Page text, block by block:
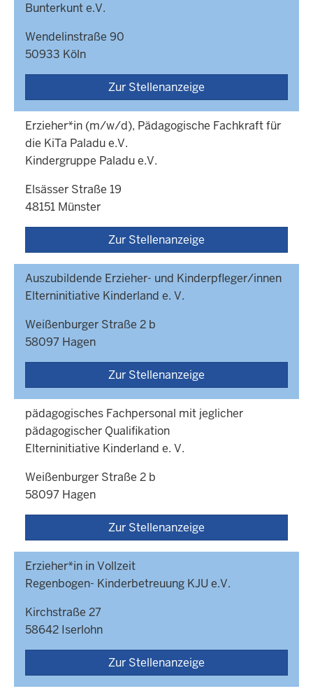
Bunterkunt e.V.
Wendelinstraße 90
50933 Köln
Zur Stellenanzeige
Erzieher*in (m/w/d), Pädagogische Fachkraft für
die KiTa Paladu e.V.
Kindergruppe Paladu e.V.
Elsässer Straße 19
48151 Münster
Zur Stellenanzeige
Auszubildende Erzieher- und Kinderpfleger/innen
Elterninitiative Kinderland e. V.
Weißenburger Straße 2 b
58097 Hagen
Zur Stellenanzeige
pädagogisches Fachpersonal mit jeglicher
pädagogischer Qualifikation
Elterninitiative Kinderland e. V.
Weißenburger Straße 2 b
58097 Hagen
Zur Stellenanzeige
Erzieher*in in Vollzeit
Regenbogen- Kinderbetreuung KJU e.V.
Kirchstraße 27
58642 Iserlohn
Zur Stellenanzeige